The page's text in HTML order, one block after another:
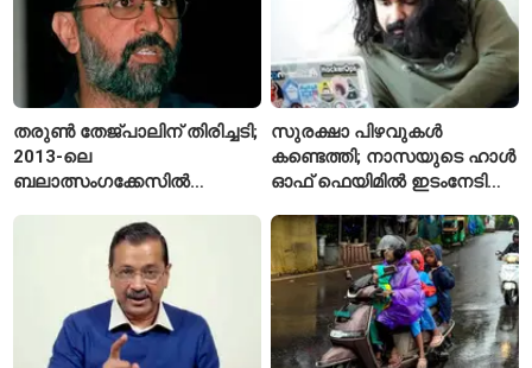
തരുൺ തേജ്പാലിന് തിരിച്ചടി;
2013-ലെ
ബലാത്സംഗക്കേസിൽ
ഹൈക്കോടതി
സുരക്ഷാ പിഴവുകൾ
കണ്ടെത്തി; നാസയുടെ ഹാൾ
ഓഫ് ഫെയിമിൽ ഇടംനേടി